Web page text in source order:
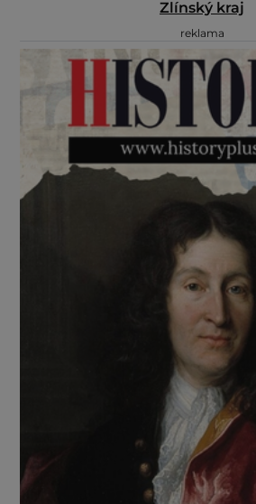
Zlínský kraj
reklama